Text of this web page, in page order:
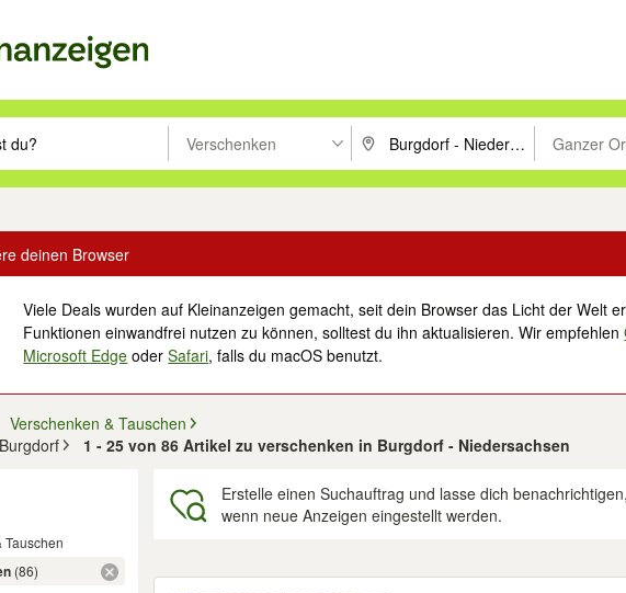
Eingabetaste drücken um zu suchen, oder Vorschläge mit den Pfeiltasten nach
Verschenken PLZ oder Ort eingeben. Ganzer
Suche im
deinen Browser
Viele Deals wurden auf Kleinanzeigen gemacht, seit dein Browser das Licht der Welt
Funktionen einwandfrei nutzen zu können, solltest du ihn aktualisieren. Wir empfehlen
Microsoft Edge oderSafari, falls du macOS benutzt.
Verschenken & Tauschen
1 - 25 von 86 Artikel zu verschenken in Burgdorf - Niedersachsen
Tauschen
(86)
Erstelle einen Suchauftrag und lasse dich benachrichtigen,
wenn neue Anzeigen eingestellt werden.